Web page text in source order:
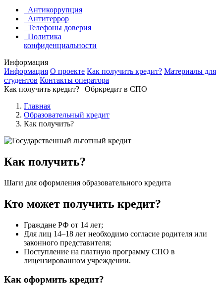
Антикоррупция
Антитеррор
Телефоны доверия
Политика
конфиденциальности
Информация
Информация О проекте Как получить кредит? Материалы для
студентов Контакты оператора
Как получить кредит? | Обркредит в СПО
Главная
Образовательный кредит
Как получить?
Как получить?
Шаги для оформления образовательного кредита
Кто может получить кредит?
Граждане РФ от 14 лет;
Для лиц 14–18 лет необходимо согласие родителя или
законного представителя;
Поступление на платную программу СПО в
лицензированном учреждении.
Как оформить кредит?